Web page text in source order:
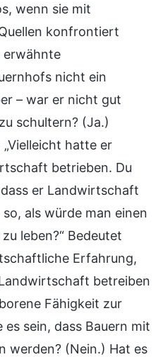
wenn sie mit
konfrontiert
erwähnte
nicht ein
– war er nicht gut
schultern? (Ja.)
hatte er
betrieben. Du
er Landwirtschaft
als würde man einen
leben?“ Bedeutet
Erfahrung,
betreiben
Fähigkeit zur
sein, dass Bauern mit
werden? (Nein.) Hat es